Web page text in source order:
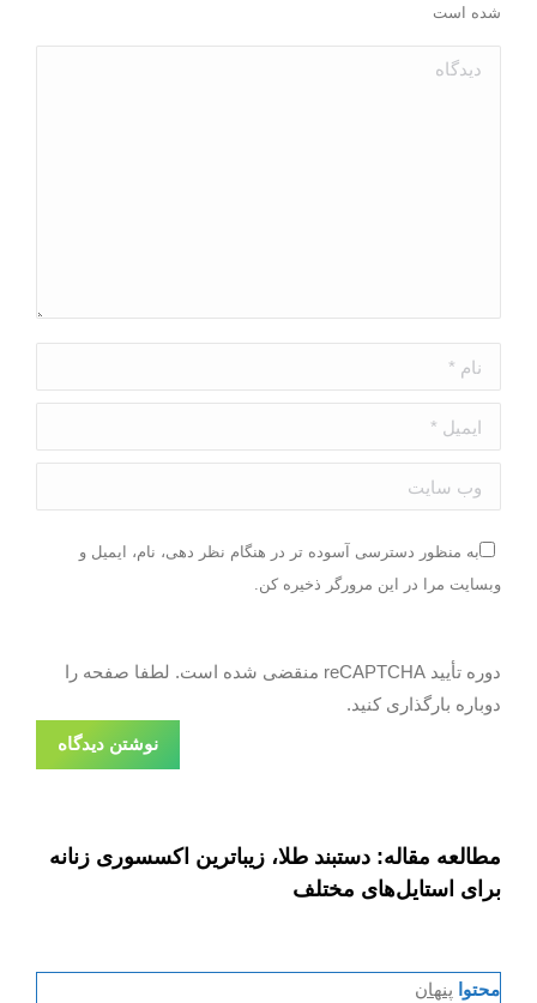
شده است
دیدگاه
نام *
ایمیل *
وب سایت
به منظور دسترسی آسوده تر در هنگام نظر دهی، نام، ایمیل و
وبسایت مرا در این مرورگر ذخیره کن.
دوره تأیید reCAPTCHA منقضی شده است. لطفا صفحه را
دوباره بارگذاری کنید.
نوشتن دیدگاه
مطالعه مقاله: دستبند طلا، زیباترین اکسسوری زنانه
برای استایل‌های مختلف
محتوا پنهان